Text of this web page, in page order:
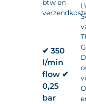
btw en
✔ 350
l/min
flow ✔
0,25
bar